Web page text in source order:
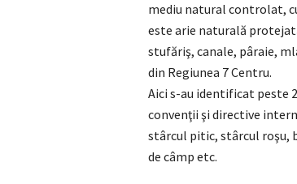
mediu natural controlat,
este arie naturală
stufăriş, canale, pâraie,
din Regiunea 7 Centru.
Aici s-au identificat peste
convenţii şi directive
stârcul pitic, stârcul roşu,
de câmp etc.